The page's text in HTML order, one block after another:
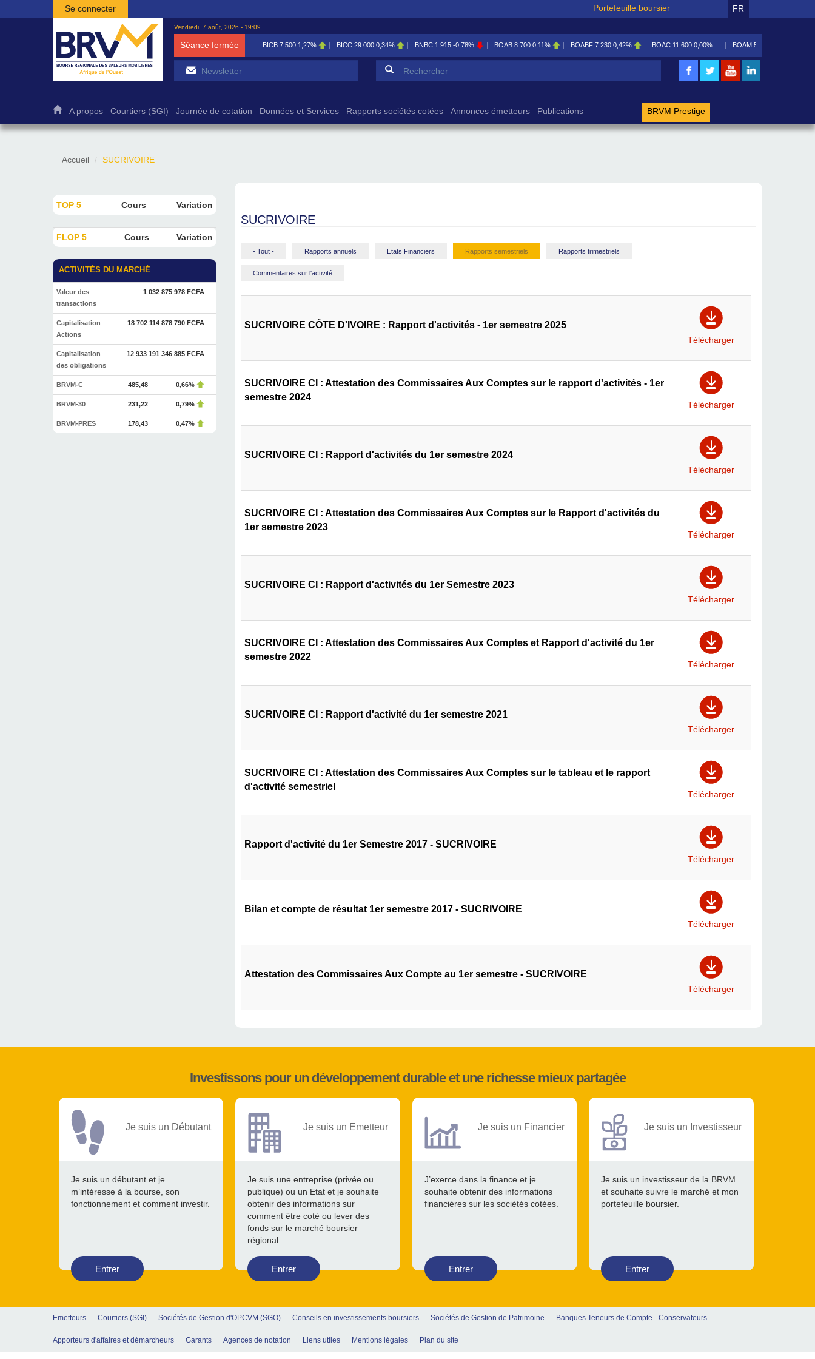
Aller au contenu principal
Se connecter Portefeuille boursier FR
Vendredi, 7 août, 2026 - 19:09
Séance fermée BICB 7 500 1,27% BICC 29 000 0,34% BNBC 1 915 -0,78% BOAB 8 700 0,11% BOABF 7 230 0,42% BOAC 11 600 0,00% BOAM 5 585
Formulaire de recherche
A propos Courtiers (SGI) Journée de cotation Données et Services Rapports sociétés cotées Annonces émetteurs Publications BRVM Prestige
Accueil SUCRIVOIRE
TOP 5 Cours Variation
FLOP 5 Cours Variation
ACTIVITÉS DU MARCHÉ
Valeur des
transactions
1 032 875 978 FCFA
Capitalisation
Actions
18 702 114 878 790 FCFA
Capitalisation
des obligations
12 933 191 346 885 FCFA
BRVM-C 485,48 0,66%
BRVM-30 231,22 0,79%
BRVM-PRES 178,43 0,47%
SUCRIVOIRE
- Tout - Rapports annuels Etats Financiers Rapports semestriels Rapports trimestriels
Commentaires sur l'activité
SUCRIVOIRE CÔTE D'IVOIRE : Rapport d'activités - 1er semestre 2025
Télécharger
SUCRIVOIRE CI : Attestation des Commissaires Aux Comptes sur le rapport d'activités - 1er
semestre 2024
Télécharger
SUCRIVOIRE CI : Rapport d'activités du 1er semestre 2024
Télécharger
SUCRIVOIRE CI : Attestation des Commissaires Aux Comptes sur le Rapport d'activités du
1er semestre 2023
Télécharger
SUCRIVOIRE CI : Rapport d'activités du 1er Semestre 2023
Télécharger
SUCRIVOIRE CI : Attestation des Commissaires Aux Comptes et Rapport d'activité du 1er
semestre 2022
Télécharger
SUCRIVOIRE CI : Rapport d'activité du 1er semestre 2021
Télécharger
SUCRIVOIRE CI : Attestation des Commissaires Aux Comptes sur le tableau et le rapport
d'activité semestriel
Télécharger
Rapport d'activité du 1er Semestre 2017 - SUCRIVOIRE
Télécharger
Bilan et compte de résultat 1er semestre 2017 - SUCRIVOIRE
Télécharger
Attestation des Commissaires Aux Compte au 1er semestre - SUCRIVOIRE
Télécharger
Investissons pour un développement durable et une richesse mieux partagée
Je suis un Débutant
Je suis un débutant et je
m’intéresse à la bourse, son
fonctionnement et comment investir.
Entrer
Je suis un Emetteur
Je suis une entreprise (privée ou
publique) ou un Etat et je souhaite
obtenir des informations sur
comment être coté ou lever des
fonds sur le marché boursier
régional.
Entrer
Je suis un Financier
J’exerce dans la finance et je
souhaite obtenir des informations
financières sur les sociétés cotées.
Entrer
Je suis un Investisseur
Je suis un investisseur de la BRVM
et souhaite suivre le marché et mon
portefeuille boursier.
Entrer
Emetteurs Courtiers (SGI) Sociétés de Gestion d'OPCVM (SGO) Conseils en investissements boursiers Sociétés de Gestion de Patrimoine Banques Teneurs de Compte - Conservateurs
Apporteurs d'affaires et démarcheurs Garants Agences de notation Liens utiles Mentions légales Plan du site